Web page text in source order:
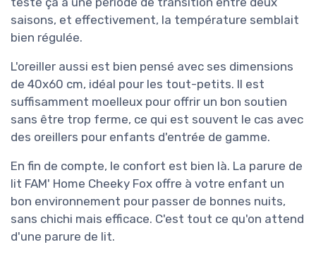
saisons, et effectivement, la température semblait
bien régulée.
L'oreiller aussi est bien pensé avec ses dimensions
de 40x60 cm, idéal pour les tout-petits. Il est
suffisamment moelleux pour offrir un bon soutien
sans être trop ferme, ce qui est souvent le cas avec
des oreillers pour enfants d'entrée de gamme.
En fin de compte, le confort est bien là. La parure de
lit FAM' Home Cheeky Fox offre à votre enfant un
bon environnement pour passer de bonnes nuits,
sans chichi mais efficace. C'est tout ce qu'on attend
d'une parure de lit.